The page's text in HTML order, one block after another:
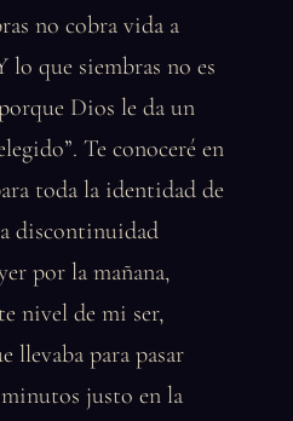
no cobra vida a
lo que siembras no es
Dios le da un
Te conoceré en
toda la identidad de
discontinuidad
por la mañana,
nivel de mi ser,
llevaba para pasar
justo en la